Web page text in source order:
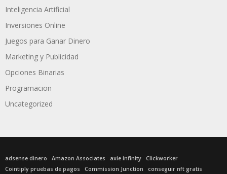
Inteligencia Artificial
Inversiones Online
Juegos para Ganar Dinero
Marketing y Publicidad
Opciones Binarias
Programacion
Uncategorized
adsense dinero Amazon Associates axie infinity
Clickworker
Cointiply pruebas de pagos
Commission Junction conseguir nft gratis